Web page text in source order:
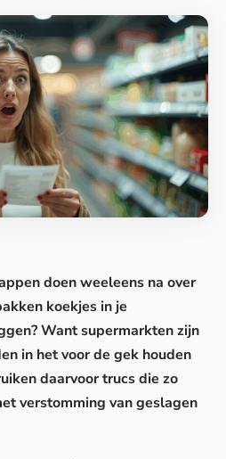
doen weeleens na over
koekjes in je
Wantsupermarktenzijn
in het voor de gek houden
daarvoor trucs die zo
verstomming van geslagen